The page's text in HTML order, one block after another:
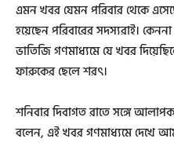
এমন খবর যেমন পরিবার থেকে
হয়েছেন পরিবারের সদস্যরাই।
ভাতিজি গণমাধ্যমে যে খবর
ফারুকের ছেলে শরৎ।
শনিবার দিবাগত রাতে সঙ্গে
বলেন, এই খবর গণমাধ্যমে দেখে